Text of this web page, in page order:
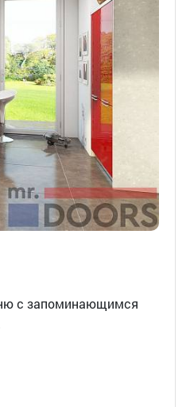
с запоминающимся